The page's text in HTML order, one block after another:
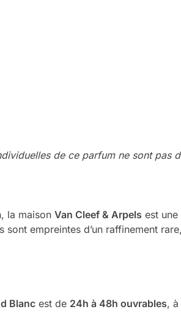
de ce parfum ne sont pas
la maison Van Cleef & Arpels est
empreintes d’un raffinement
Blancest de 24h à 48h ouvrables,